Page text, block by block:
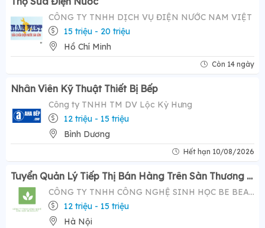
CÔNG TY TNHH DỊCH VỤ ĐIỆN NƯỚC NAM VIỆT
15 triệu - 20 triệu
Hồ Chí Minh
Còn 14 ngày
Nhân Viên Kỹ Thuật Thiết Bị Bếp
Công ty TNHH TM DV Lộc Kỳ Hưng
12 triệu - 15 triệu
Bình Dương
Hết hạn 10/08/2026
Tuyển Quản Lý Tiếp Thị Bán Hàng Trên Sàn Thương Mại Điện Tử ( Tiktok Shop)- Mức Lương Hấp Dẫn 12-20 Triệu
CÔNG TY TNHH CÔNG NGHỆ SINH HỌC BE BEAUTY
12 triệu - 15 triệu
Hà Nội